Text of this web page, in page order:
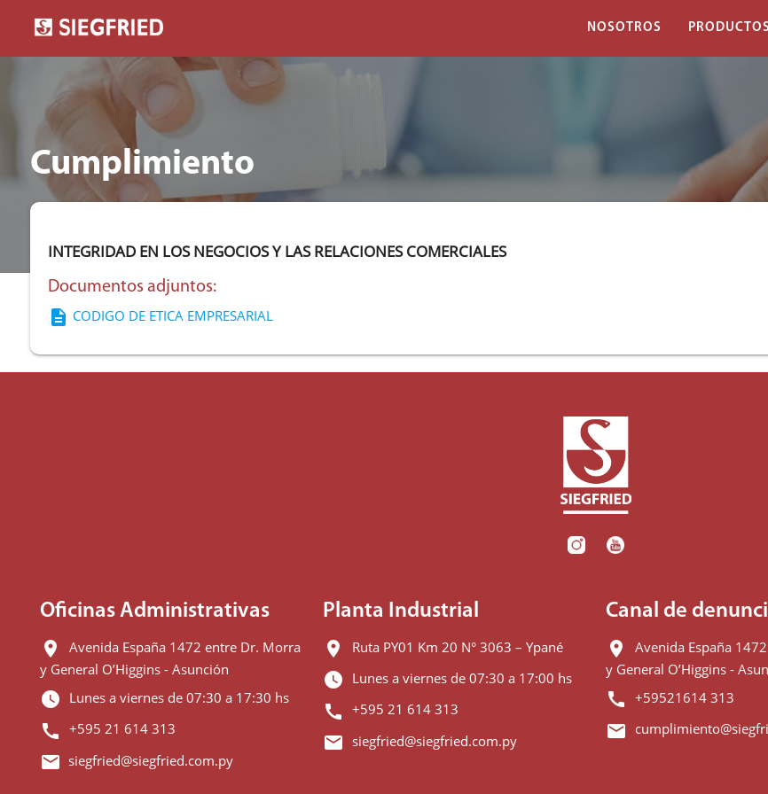
NOSOTROS PRODUCTOS
Cumplimiento
INTEGRIDAD EN LOS NEGOCIOS Y LAS RELACIONES COMERCIALES
Documentos adjuntos:
description CODIGO DE ETICA EMPRESARIAL
Oficinas Administrativas
location_on
Avenida España 1472 entre Dr. Morra
y General O’Higgins - Asunción
watch_later Lunes a viernes de 07:30 a 17:30 hs
call +595 21 614 313
email siegfried@siegfried.com.py
Planta Industrial
location_on
Ruta PY01 Km 20 N° 3063 – Ypané
watch_later Lunes a viernes de 07:30 a 17:00 hs
call +595 21 614 313
email siegfried@siegfried.com.py
Canal de
location_on
Avenida España
y General O’Higgins -
call +59521614 313
email